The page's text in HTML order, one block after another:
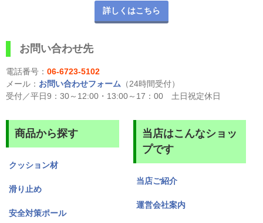
詳しくはこちら
お問い合わせ先
電話番号： 06-6723-5102
メール： お問い合わせフォーム （24時間受付）
受付／平日9：30～12:00・13:00～17：00 土日祝定休日
商品から探す
クッション材
滑り止め
安全対策ポール
当店はこんなショッ
プです
当店ご紹介
運営会社案内